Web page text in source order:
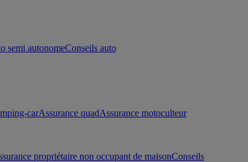
semi autonomeConseils auto
carAssurance quadAssurance motoculteur
propriétaire non occupant de maisonConseils